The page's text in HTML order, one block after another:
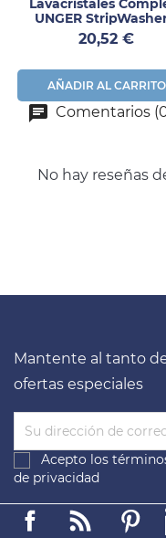
UNGER
Original 35 Cm
Precio
20,52 €
AÑADIR AL CARRITO
Comentarios
No hay reseñas
Mantente al tanto
ofertas especiales
Acepto los
de privacidad
FacebookLinkedin